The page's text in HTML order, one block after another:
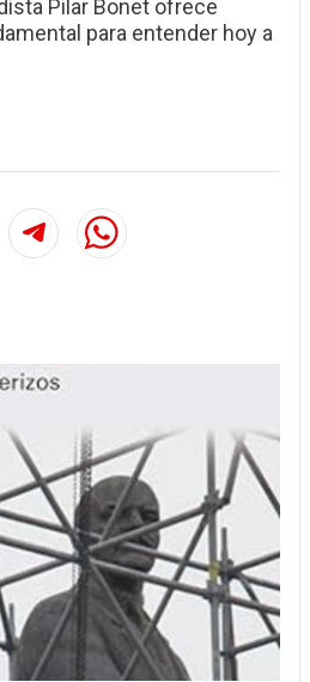
Pilar Bonet ofrece
para entender hoy a